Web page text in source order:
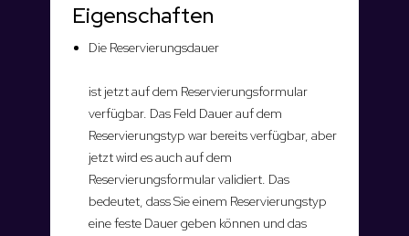
Eigenschaften
Die Reservierungsdauer
ist jetzt auf dem Reservierungsformular
verfügbar. Das Feld Dauer auf dem
Reservierungstyp war bereits verfügbar, aber
jetzt wird es auch auf dem
Reservierungsformular validiert. Das
bedeutet, dass Sie einem Reservierungstyp
eine feste Dauer geben können und das